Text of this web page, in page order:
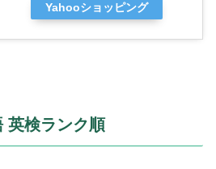
Yahooショッピング
検ランク順